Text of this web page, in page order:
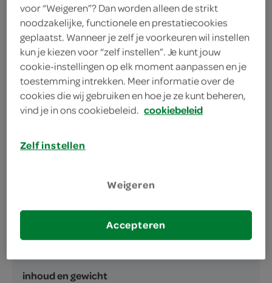
dagvers gebakken door de ambachtelijke bakker uit
de buurt!
puur natuur met tarwe, rogge, gerst en haver
past goed binnen het dagelijks voedingspatroon
lekker vers gebakken
omschrijving
inhoud en gewicht
voor “Weigeren”? Dan worden alleen de strikt
noodzakelijke, functionele en prestatiecookies
geplaatst. Wanneer je zelf je voorkeuren wil instellen
kun je kiezen voor “zelf instellen”. Je kunt jouw
cookie-instellingen op elk moment aanpassen en je
toestemming intrekken. Meer informatie over de
cookies die wij gebruiken en hoe je ze kunt beheren,
vind je in ons cookiebeleid. cookiebeleid
Zelf instellen
Weigeren
Accepteren